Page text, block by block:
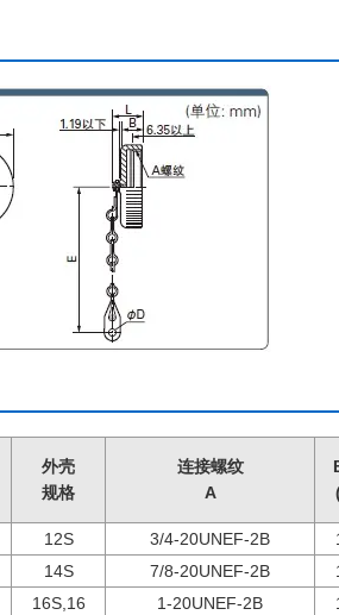
外壳
规格
连接螺纹
A
12S 3/4-20UNEF-2B
14S 7/8-20UNEF-2B
16S,16 1-20UNEF-2B